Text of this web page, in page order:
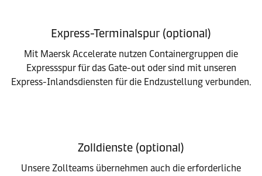
Express-Terminalspur (optional)
Mit Maersk Accelerate nutzen Containergruppen die
Expressspur für das Gate-out oder sind mit unseren
Express-Inlandsdiensten für die Endzustellung verbunden.
Zolldienste (optional)
Unsere Zollteams übernehmen auch die erforderliche